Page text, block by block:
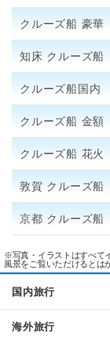
クルーズ船 豪華
知床 クルーズ船
クルーズ船国内
クルーズ船 金額
クルーズ船 花火
敦賀 クルーズ船
京都 クルーズ船
※写真・イラストはすべて
風景をご覧いただけるとは
国内旅行
海外旅行